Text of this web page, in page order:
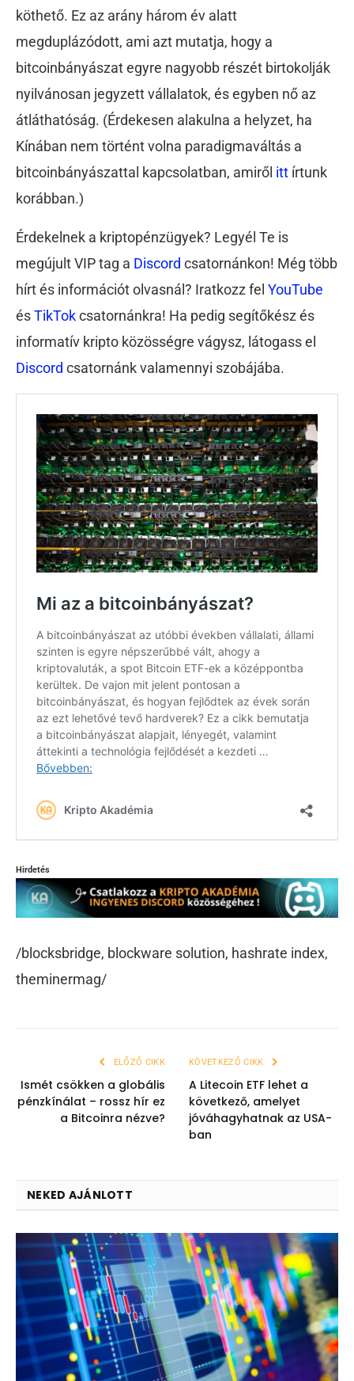
köthető. Ez az arány három év alatt
megduplázódott, ami azt mutatja, hogy a
bitcoinbányászat egyre nagyobb részét birtokolják
nyilvánosan jegyzett vállalatok, és egyben nő az
átláthatóság. (Érdekesen alakulna a helyzet, ha
Kínában nem történt volna paradigmaváltás a
bitcoinbányászattal kapcsolatban, amiről itt írtunk
korábban.)
Érdekelnek a kriptopénzügyek? Legyél Te is
megújult VIP tag a Discord csatornánkon! Még több
hírt és információt olvasnál? Iratkozz fel YouTube
ésTikTokcsatornánkra! Ha pedig segítőkész és
informatív kripto közösségre vágysz, látogass el
Discord csatornánk valamennyi szobájába.
Hirdetés
/blocksbridge, blockware solution, hashrate index,
theminermag/
ELŐZŐ CIKK
Ismét csökken a globális
pénzkínálat – rossz hír ez
a Bitcoinra nézve?
KÖVETKEZŐ CIKK
A Litecoin ETF lehet a
következő, amelyet
jóváhagyhatnak az USA-
ban
NEKED AJÁNLOTT